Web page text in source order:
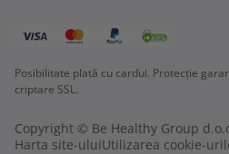
Posibilitate plată cu cardul. Protecție
criptare SSL.
Copyright © Be Healthy Group
Harta site-uluiUtilizarea cookie-